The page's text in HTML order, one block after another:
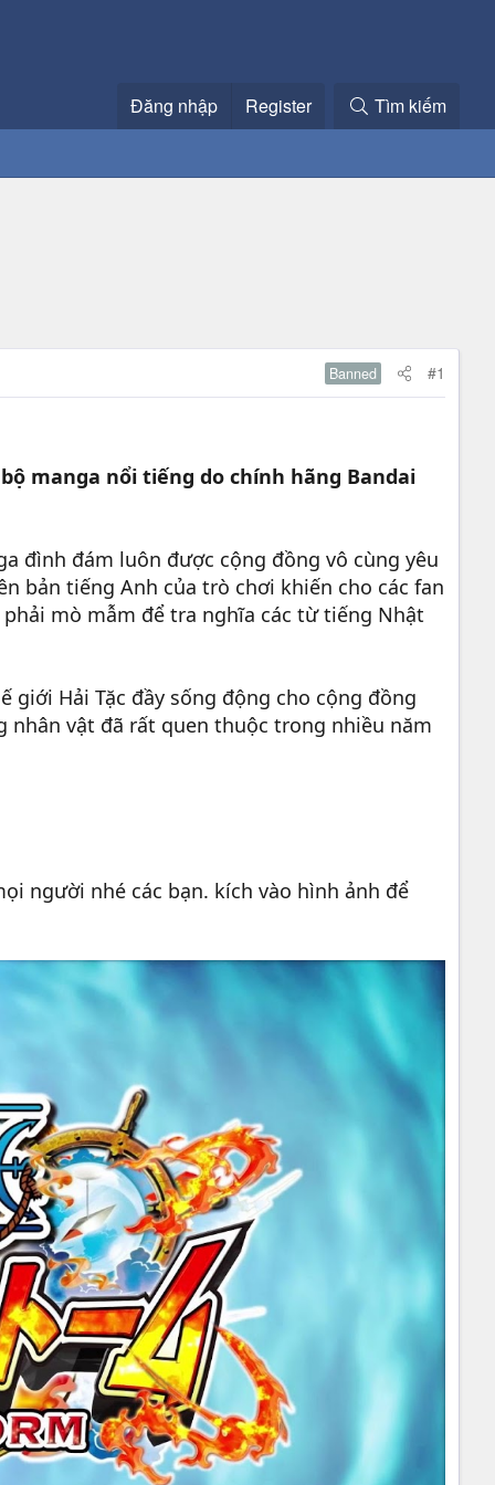
Đăng nhập Register Tìm kiếm
Banned #1
manga nổi tiếng do chính hãng Bandai
đình đám luôn được cộng đồng vô cùng yêu
bản tiếng Anh của trò chơi khiến cho các fan
mò mẫm để tra nghĩa các từ tiếng Nhật
Hải Tặc đầy sống động cho cộng đồng
nhân vật đã rất quen thuộc trong nhiều năm
người nhé các bạn. kích vào hình ảnh để